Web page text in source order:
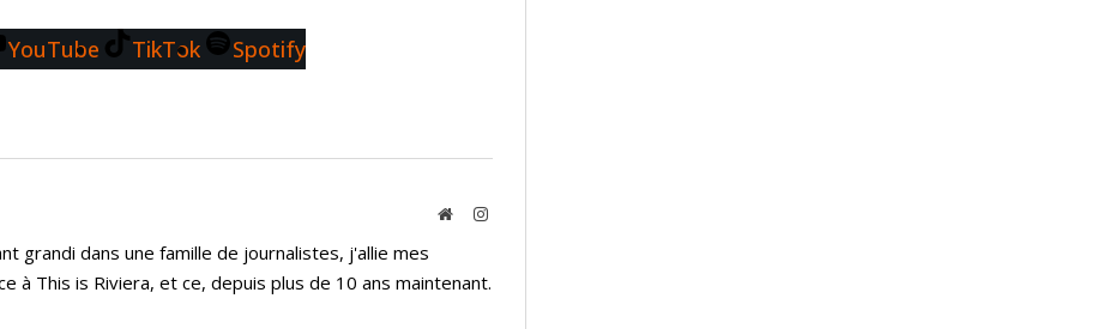
YouTube TikTok Spotify
WebsiteInstagram
grandi dans une famille de journalistes, j'allie mes
à This is Riviera, et ce, depuis plus de 10 ans maintenant.